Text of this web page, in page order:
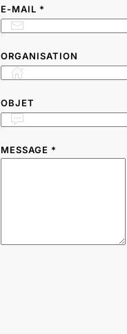
E-MAIL *
ORGANISATION
OBJET
MESSAGE *